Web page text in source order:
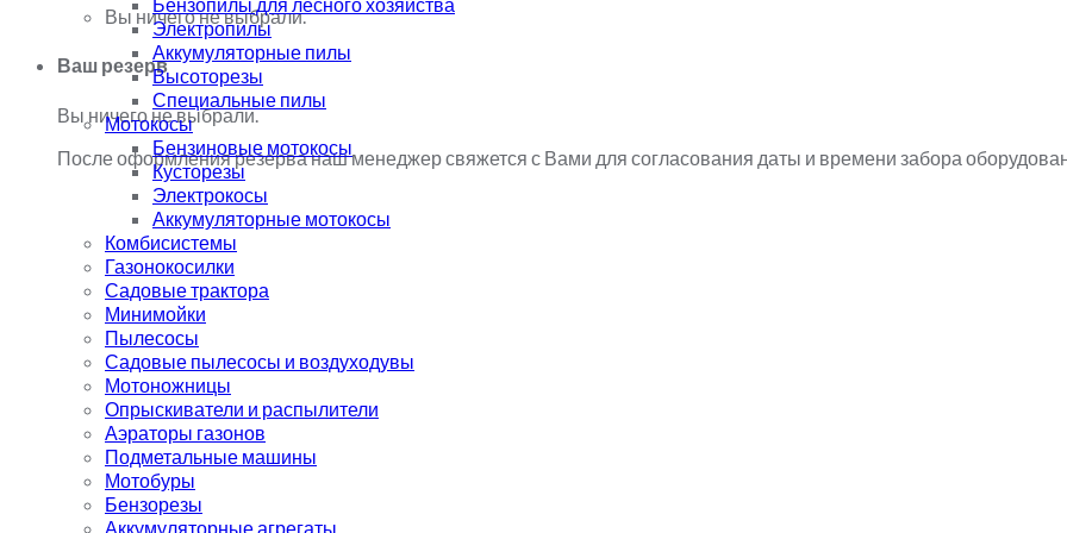
Вы ничего не выбрали.
Ваш резерв
Вы ничего не выбрали.
После оформления резерва наш менеджер свяжется с Вами для согласования даты и времени забора
Электропилы
Аккумуляторные пилы
Высоторезы
Специальные пилы
Мотокосы
Бензиновые мотокосы
Кусторезы
Электрокосы
Аккумуляторные мотокосы
Комбисистемы
Газонокосилки
Садовые трактора
Минимойки
Пылесосы
Садовые пылесосы и воздуходувы
Мотоножницы
Опрыскиватели и распылители
Аэраторы газонов
Подметальные машины
Мотобуры
Бензорезы
Аккумуляторные агрегаты